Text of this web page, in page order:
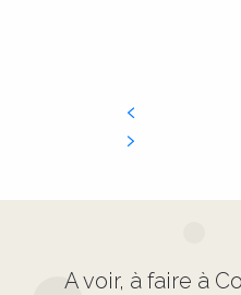
A voir, à faire à